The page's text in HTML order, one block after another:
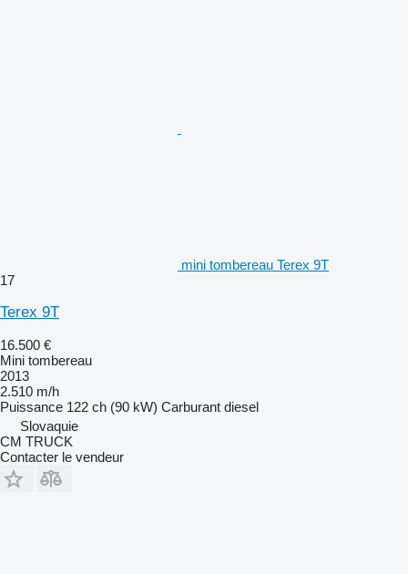
mini tombereau Terex 9T
17
Terex 9T
16.500 €
Mini tombereau
2013
2.510 m/h
Puissance 122 ch (90 kW) Carburant diesel
Slovaquie
CM TRUCK
Contacter le vendeur